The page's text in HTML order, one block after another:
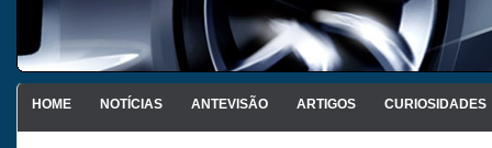
HOME NOTÍCIAS ANTEVISÃO ARTIGOS CURIOSIDADES